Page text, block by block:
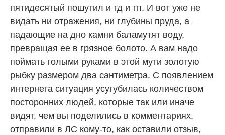
пятидесятый пошутил и тд и тп. И вот уже не
видать ни отражения, ни глубины пруда, а
падающие на дно камни баламутят воду,
превращая ее в грязное болото. А вам надо
поймать голыми руками в этой мути золотую
рыбку размером два сантиметра. С появлением
интернета ситуация усугубилась количеством
посторонних людей, которые так или иначе
видят, чем вы поделились в комментариях,
отправили в ЛС кому-то, как оставили отзыв,